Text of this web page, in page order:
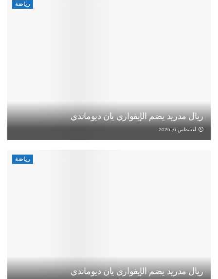
رياضة
ريال مدريد يضم الإيفواري يان ديوماندي
أغسطس 6, 2026
رياضة
ريال مدريد يضم الإيفواري يان ديوماندي